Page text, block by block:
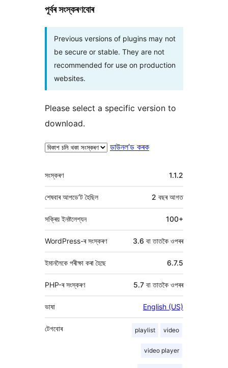
পূৰ্বৰ সংস্কৰণবোৰ
Previous versions of plugins may not
be secure or stable. They are not
recommended for use on production
websites.
Please select a specific version to
download.
ডাউনল’ড কৰক
মেটা 1.1.2
সংস্কৰণ
2 বছৰআগত
শেষবাৰ আপডে’ট হৈছিল
সক্ৰিয় ইনষ্টলেশ্যন 100+
WordPress-ৰ সংস্কৰণ 3.6 বা তাতকৈ ওপৰৰ
ইমানলৈকে পৰীক্ষা কৰা হৈছে 6.7.5
PHP-ৰ সংস্কৰণ 5.7 বা তাতকৈ ওপৰৰ
ভাষা English (US)
playlist video
video player
টেগবোৰ